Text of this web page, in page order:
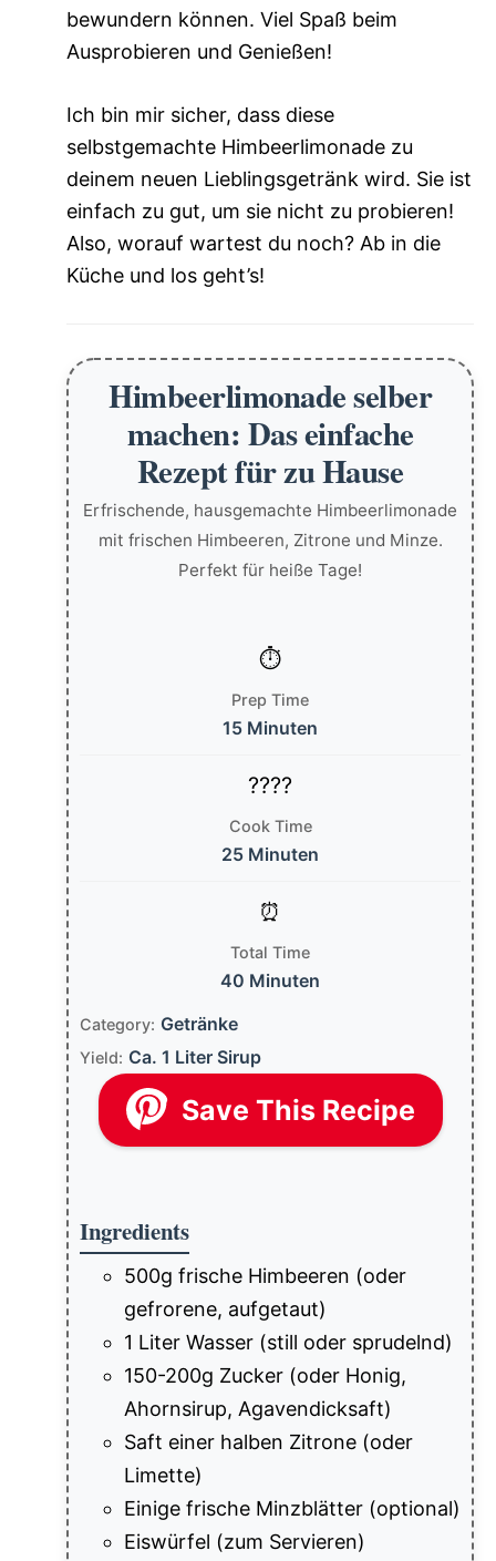
bewundern können. Viel Spaß beim
Ausprobieren und Genießen!
Ich bin mir sicher, dass diese
selbstgemachte Himbeerlimonade zu
deinem neuen Lieblingsgetränk wird. Sie ist
einfach zu gut, um sie nicht zu probieren!
Also, worauf wartest du noch? Ab in die
Küche und los geht’s!
Himbeerlimonade selber
machen: Das einfache
Rezept für zu Hause
Erfrischende, hausgemachte Himbeerlimonade
mit frischen Himbeeren, Zitrone und Minze.
Perfekt für heiße Tage!
Prep Time
15 Minuten
Cook Time
25 Minuten
Total Time
40 Minuten
Category: Getränke
Yield: Ca. 1 Liter Sirup
Save This Recipe
Ingredients
500g frische Himbeeren (oder
gefrorene, aufgetaut)
1 Liter Wasser (still oder sprudelnd)
150-200g Zucker (oder Honig,
Ahornsirup, Agavendicksaft)
Saft einer halben Zitrone (oder
Limette)
Einige frische Minzblätter (optional)
Eiswürfel (zum Servieren)